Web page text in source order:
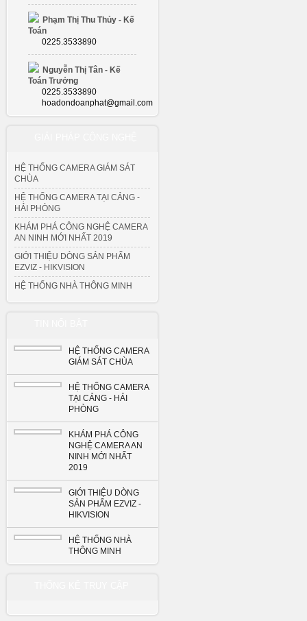
Phạm Thị Thu Thủy - Kế
Toán
0225.3533890
Nguyễn Thị Tân - Kế
Toán Trưởng
0225.3533890
hoadondoanphat@gmail.com
HỆ THỐNG CAMERA GIÁM SÁT
CHÙA
HỆ THỐNG CAMERA TẠI CẢNG -
HẢI PHÒNG
KHÁM PHÁ CÔNG NGHỆ CAMERA
AN NINH MỚI NHẤT 2019
GIỚI THIỆU DÒNG SẢN PHẨM
EZVIZ - HIKVISION
HỆ THỐNG NHÀ THÔNG MINH
HỆ THỐNG CAMERA
GIÁM SÁT CHÙA
HỆ THỐNG CAMERA
TẠI CẢNG - HẢI
PHÒNG
KHÁM PHÁ CÔNG
NGHỆ CAMERA AN
NINH MỚI NHẤT
2019
GIỚI THIỆU DÒNG
SẢN PHẨM EZVIZ -
HIKVISION
HỆ THỐNG NHÀ
THÔNG MINH